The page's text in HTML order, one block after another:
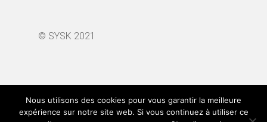
© SYSK 2021
Search
for:
Search Button
Nous utilisons des cookies pour vous garantir la meilleure
expérience sur notre site web. Si vous continuez à utiliser ce